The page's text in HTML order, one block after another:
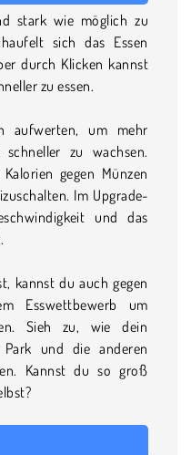
stark wie möglich zu
sich das Essen
durch Klicken kannst
zu essen.
aufwerten, um mehr
zu wachsen.
gegen Münzen
Im Upgrade-
und das
kannst du auch gegen
Esswettbewerb um
Sieh zu, wie dein
und die anderen
Kannst du so groß